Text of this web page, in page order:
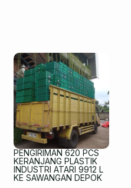
PENGIRIMAN 620 PCS
KERANJANG PLASTIK
INDUSTRI ATARI 9912 L
KE SAWANGAN DEPOK